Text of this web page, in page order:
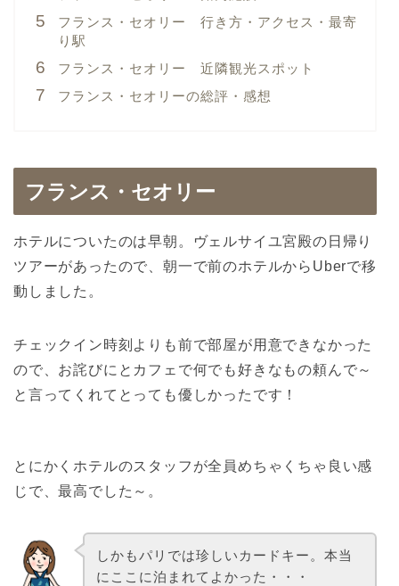
フランス・セオリー 行き方・アクセス・最寄
り駅
フランス・セオリー 近隣観光スポット
フランス・セオリーの総評・感想
フランス・セオリー
ホテルについたのは早朝。ヴェルサイユ宮殿の日帰り
ツアーがあったので、朝一で前のホテルからUberで移
動しました。
チェックイン時刻よりも前で部屋が用意できなかった
ので、お詫びにとカフェで何でも好きなもの頼んで～
と言ってくれてとっても優しかったです！
とにかくホテルのスタッフが全員めちゃくちゃ良い感
じで、最高でした～。
しかもパリでは珍しいカードキー。本当
にここに泊まれてよかった・・・